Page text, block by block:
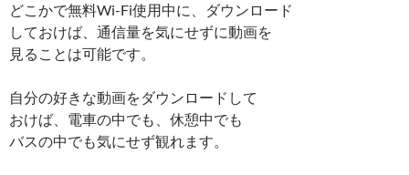
どこかで無料Wi-Fi使用中に、ダウンロード
しておけば、通信量を気にせずに動画を
見ることは可能です。
自分の好きな動画をダウンロードして
おけば、電車の中でも、休憩中でも
バスの中でも気にせず観れます。